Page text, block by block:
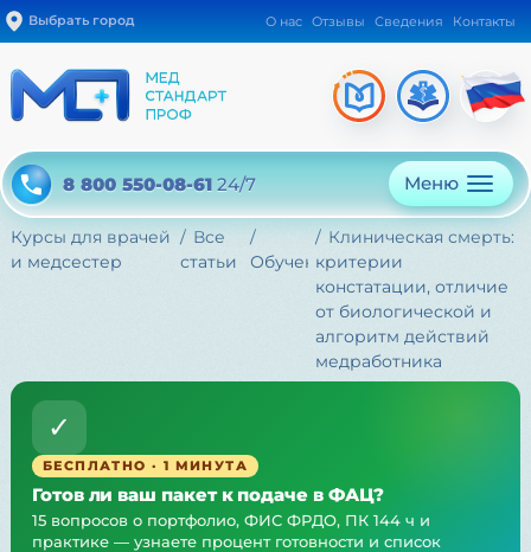
Выбрать город О нас Отзывы Сведения Контакты
8 800 550-08-61 24/7 Меню
Курсы для врачей
и медсестер
Все
статьи
Обучение
Клиническая смерть:
критерии
констатации, отличие
от биологической и
алгоритм действий
медработника
✓
БЕСПЛАТНО · 1 МИНУТА
Готов ли ваш пакет к подаче в ФАЦ?
15 вопросов о портфолио, ФИС ФРДО, ПК 144 ч и
практике — узнаете процент готовности и список